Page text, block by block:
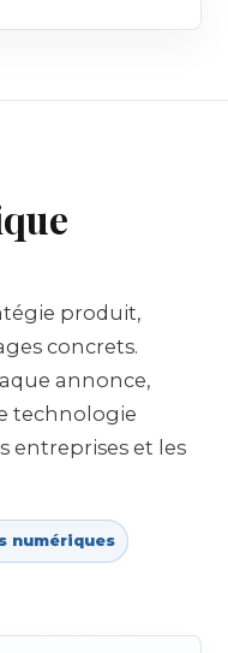
produit,
concrets.
annonce,
technologie
entreprises et les
numériques